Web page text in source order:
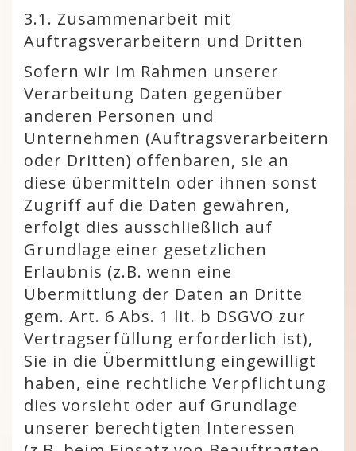
3.1. Zusammenarbeit mit
Auftragsverarbeitern und Dritten
Sofern wir im Rahmen unserer
Verarbeitung Daten gegenüber
anderen Personen und
Unternehmen (Auftragsverarbeitern
oder Dritten) offenbaren, sie an
diese übermitteln oder ihnen sonst
Zugriff auf die Daten gewähren,
erfolgt dies ausschließlich auf
Grundlage einer gesetzlichen
Erlaubnis (z.B. wenn eine
Übermittlung der Daten an Dritte
gem. Art. 6 Abs. 1 lit. b DSGVO zur
Vertragserfüllung erforderlich ist),
Sie in die Übermittlung eingewilligt
haben, eine rechtliche Verpflichtung
dies vorsieht oder auf Grundlage
unserer berechtigten Interessen